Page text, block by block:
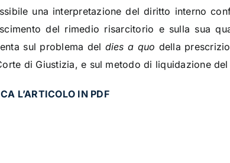
una interpretazione del diritto interno
del rimedio risarcitorio e sulla sua
sul problema del dies a quo della
di Giustizia, e sul metodo di liquidazione del
L’ARTICOLO IN PDF